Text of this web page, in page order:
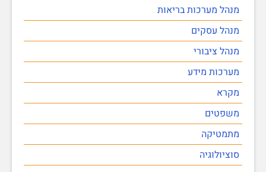
מנהל מערכות בריאות
מנהל עסקים
מנהל ציבורי
מערכות מידע
מקרא
משפטים
מתמטיקה
סוציולוגיה